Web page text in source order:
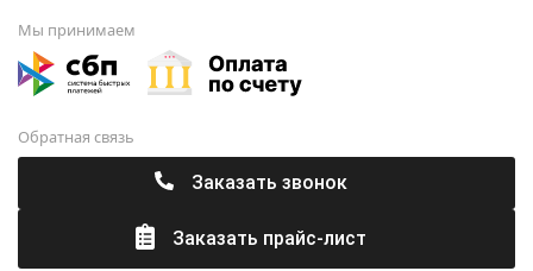
Мы принимаем
Обратная связь
Заказать звонок
Заказать прайс-лист